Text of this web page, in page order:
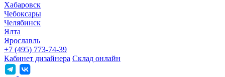
Хабаровск
Чебоксары
Челябинск
Ялта
Ярославль
+7 (495) 773-74-39
Кабинет дизайнера Склад онлайн